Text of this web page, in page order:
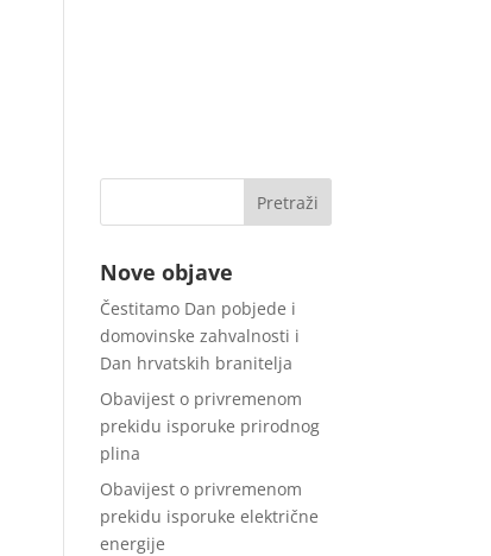
Nove objave
Čestitamo Dan pobjede i
domovinske zahvalnosti i
Dan hrvatskih branitelja
Obavijest o privremenom
prekidu isporuke prirodnog
plina
Obavijest o privremenom
prekidu isporuke električne
energije